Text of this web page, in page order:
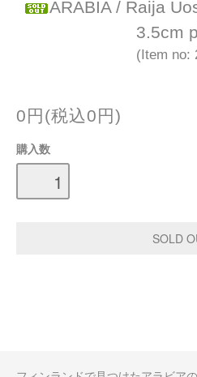
ARABIA / Raija
3.5cm
(Item no:
0円(税込0円)
購入数